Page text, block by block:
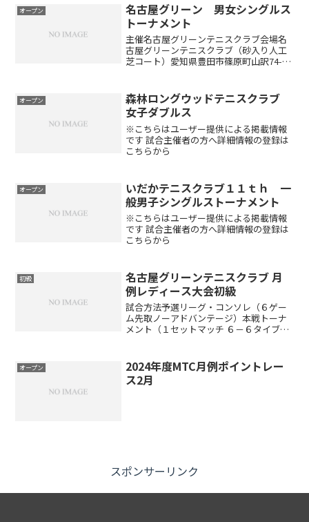
オープン
名古屋グリーン 男女シングルス
トーナメント
主催名古屋グリーンテニスクラブ会場名
古屋グリーンテニスクラブ（砂入り人工
芝コート）愛知県豊田市篠原町山訳74-1
名（定員になり次第、キャンセル待ちと
なります）大会日程...
オープン
森林ロングウッドテニスクラブ
女子ダブルス
※こちらはユーザー提供による掲載情報
です 試合主催者の方へ詳細情報の登録は
こちらから
オープン
いだかテニスクラブ１１ｔｈ 一
般男子シングルストーナメント
※こちらはユーザー提供による掲載情報
です 試合主催者の方へ詳細情報の登録は
こちらから
初級
名古屋グリーンテニスクラブ 月
例レディース大会初級
試合方法予選リーグ・コンソレ（６ゲー
ム先取ノーアドバンテージ）本戦トーナ
メント（１セットマッチ ６－６タイブレ
催時間午前8:30～9:00 受付 午前9:00 ル
ール説...
オープン
2024年度MTC月例ポイントレー
ス2月
スポンサーリンク